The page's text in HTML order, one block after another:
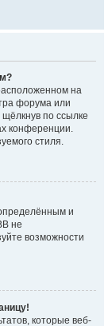
на
форума или
по ссылке
конференции.
стиля.
и
не
возможности
которые веб-